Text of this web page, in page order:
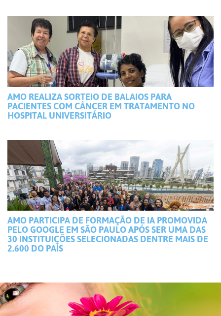
AMO REALIZA SORTEIO DE BALAIOS PARA
PACIENTES COM CÂNCER EM TRATAMENTO NO
HOSPITAL UNIVERSITÁRIO
AMO PARTICIPA DE FORMAÇÃO DE IA PROMOVIDA
PELO GOOGLE EM SÃO PAULO APÓS SER UMA DAS
30 INSTITUIÇÕES SELECIONADAS DENTRE MAIS DE
2.600 DO PAÍS